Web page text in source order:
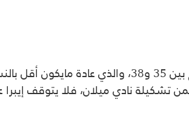
تعودت الجماهير الرياضية على اعتزال اللاعبين
تشكيلة نادي ميلان، فلا يتوقف